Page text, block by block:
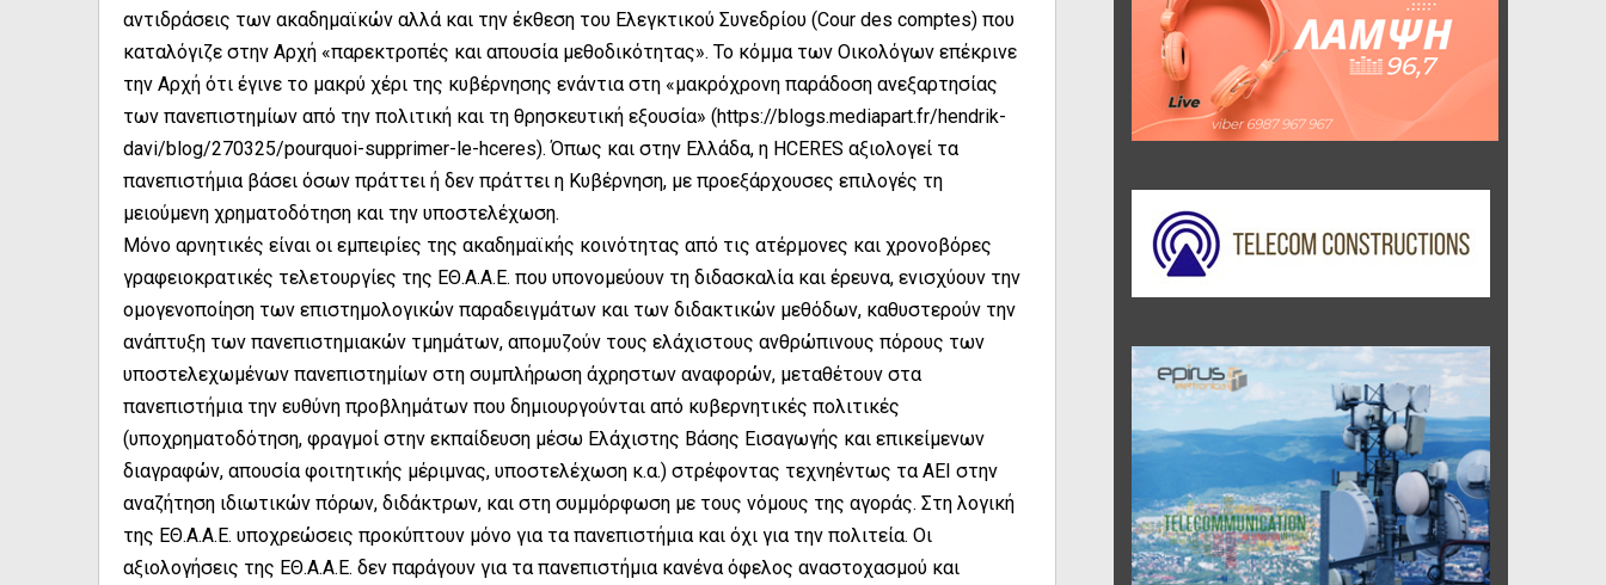
αντιδράσεις των ακαδημαϊκών αλλά και την έκθεση του Ελεγκτικού Συνεδρίου (Cour des comptes) που
καταλόγιζε στην Αρχή «παρεκτροπές και απουσία μεθοδικότητας». Το κόμμα των Οικολόγων επέκρινε
την Αρχή ότι έγινε το μακρύ χέρι της κυβέρνησης ενάντια στη «μακρόχρονη παράδοση ανεξαρτησίας
των πανεπιστημίων από την πολιτική και τη θρησκευτική εξουσία» (https://blogs.mediapart.fr/hendrik-
davi/blog/270325/pourquoi-supprimer-le-hceres). Όπως και στην Ελλάδα, η HCERES αξιολογεί τα
πανεπιστήμια βάσει όσων πράττει ή δεν πράττει η Κυβέρνηση, με προεξάρχουσες επιλογές τη
μειούμενη χρηματοδότηση και την υποστελέχωση.
Μόνο αρνητικές είναι οι εμπειρίες της ακαδημαϊκής κοινότητας από τις ατέρμονες και χρονοβόρες
γραφειοκρατικές τελετουργίες της ΕΘ.Α.Α.Ε. που υπονομεύουν τη διδασκαλία και έρευνα, ενισχύουν την
ομογενοποίηση των επιστημολογικών παραδειγμάτων και των διδακτικών μεθόδων, καθυστερούν την
ανάπτυξη των πανεπιστημιακών τμημάτων, απομυζούν τους ελάχιστους ανθρώπινους πόρους των
υποστελεχωμένων πανεπιστημίων στη συμπλήρωση άχρηστων αναφορών, μεταθέτουν στα
πανεπιστήμια την ευθύνη προβλημάτων που δημιουργούνται από κυβερνητικές πολιτικές
(υποχρηματοδότηση, φραγμοί στην εκπαίδευση μέσω Ελάχιστης Βάσης Εισαγωγής και επικείμενων
διαγραφών, απουσία φοιτητικής μέριμνας, υποστελέχωση κ.α.) στρέφοντας τεχνηέντως τα ΑΕΙ στην
αναζήτηση ιδιωτικών πόρων, διδάκτρων, και στη συμμόρφωση με τους νόμους της αγοράς. Στη λογική
της ΕΘ.Α.Α.Ε. υποχρεώσεις προκύπτουν μόνο για τα πανεπιστήμια και όχι για την πολιτεία. Οι
αξιολογήσεις της ΕΘ.Α.Α.Ε. δεν παράγουν για τα πανεπιστήμια κανένα όφελος αναστοχασμού και